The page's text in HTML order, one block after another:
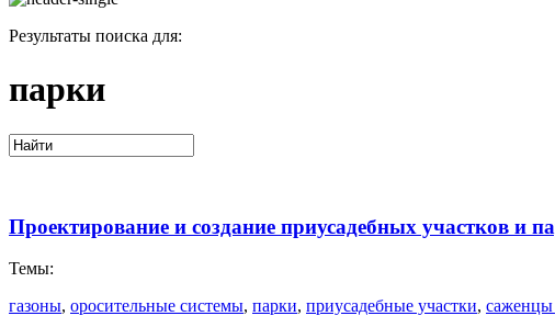
Результаты поиска для:
парки
Проектирование и создание приусадебных участков и
Темы:
газоны, оросительные системы, парки, приусадебные участки, саженцы